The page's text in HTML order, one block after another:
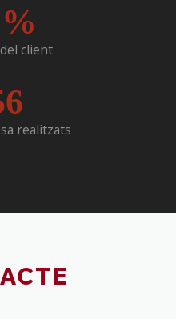
%
client
realitzats